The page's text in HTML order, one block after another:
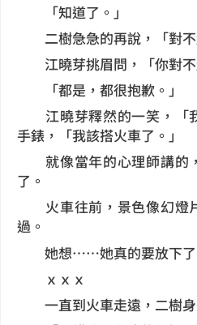
「知道了。」
二樹急急的再說，「對不
江曉芽挑眉問，「你對不
「都是，都很抱歉。」
江曉芽釋然的一笑，「
手錶，「我該搭火車了。」
就像當年的心理師講的
了。
火車往前，景色像幻燈
過。
她想……她真的要放下了
ｘｘｘ
一直到火車走遠，二樹身